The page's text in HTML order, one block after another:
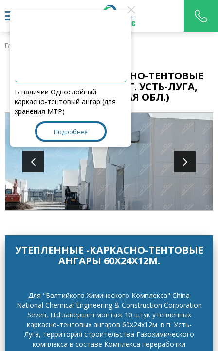
Главная
УТЕПЛЕННЫЕ -КАРКАСНО-ТЕНТОВЫЕ
АНГАРЫ 60Х24Х12М. (Г. УСТЬ-ЛУГА,
ЛЕНИНГРАДСКАЯ ОБЛ.)
УТЕПЛЕННЫЕ -КАРКАСНО-ТЕНТОВЫЕ
АНГАРЫ 60Х24Х12М.
Для "Балтийкого Химического Комплекса" China
National Chemical Engineering & Construction Corporation
Seven, Ltd завершен монтаж 10 штук утепленных
каркасно-тентовых ангаров 60х24х12м. в п. Усть-
Луга, территория строительства Газохимического
комплекса в составе Комплекса переработки
В наличии Однослойный
каркасно-тентовый ангар (для
хранения МТР)
Подробнее